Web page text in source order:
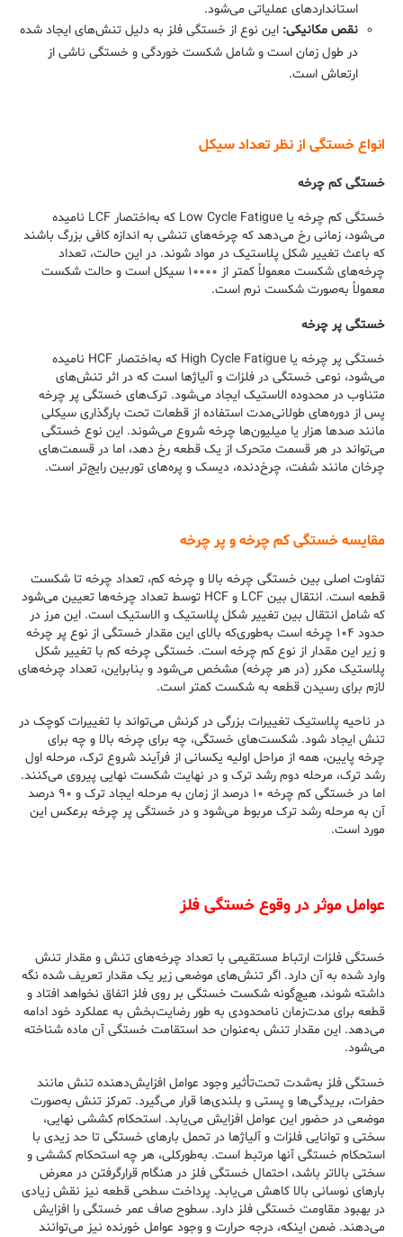
استانداردهای عملیاتی می‌شود.
نقص مکانیکی: این نوع از خستگی فلز به دلیل تنش‌های ایجاد شده
در طول زمان است و شامل شکست خوردگی و خستگی ناشی از
ارتعاش است.
انواع خستگی از نظر تعداد سیکل
خستگی کم چرخه
خستگی کم چرخه یا Low Cycle Fatigue که به‌اختصار LCF نامیده
می‌شود، زمانی رخ می‌دهد که چرخه‌های تنشی به ‌اندازه کافی بزرگ باشند
که باعث تغییر شکل پلاستیک در مواد شوند. در این حالت، تعداد
چرخه‌های شکست معمولاً کمتر از ۱۰۰۰۰ سیکل است و حالت شکست
معمولاً به‌صورت شکست نرم است.
خستگی پر چرخه
خستگی پر چرخه یا High Cycle Fatigue که به‌اختصار HCF نامیده
می‌شود، نوعی خستگی در فلزات و آلیاژها است که در اثر تنش‌های
متناوب در محدوده الاستیک ایجاد می‌شود. ترک‌های خستگی پر چرخه
پس از دوره‌های طولانی‌مدت استفاده از قطعات تحت بارگذاری سیکلی
مانند صدها هزار یا میلیون‌ها چرخه شروع می‌شوند. این نوع خستگی
می‌تواند در هر قسمت متحرک از یک قطعه رخ دهد، اما در قسمت‌های
چرخان مانند شفت، چرخ‌دنده، دیسک و پره‌های توربین رایج‌تر است.
مقایسه خستگی کم چرخه و پر چرخه
تفاوت اصلی بین خستگی چرخه بالا و چرخه کم، تعداد چرخه تا شکست
قطعه است. انتقال بین LCF و HCF توسط تعداد چرخه‌ها تعیین می‌شود
که شامل انتقال بین تغییر شکل پلاستیک و الاستیک است. این مرز در
حدود ۱۰۴ چرخه است به‌طوری‌که بالای این مقدار خستگی از نوع پر چرخه
و زیر این مقدار از نوع کم چرخه است. خستگی چرخه کم با تغییر شکل
پلاستیک مکرر (در هر چرخه) مشخص می‌شود و بنابراین، تعداد چرخه‌های
لازم برای رسیدن قطعه به شکست کمتر است.
در ناحیه پلاستیک تغییرات بزرگی در کرنش می‌تواند با تغییرات کوچک در
تنش ایجاد شود. شکست‌های خستگی، چه برای چرخه بالا و چه برای
چرخه پایین، همه از مراحل اولیه یکسانی از فرآیند شروع ترک، مرحله اول
رشد ترک، مرحله دوم رشد ترک و در نهایت شکست نهایی پیروی می‌کنند.
اما در خستگی کم چرخه ۱۰ درصد از زمان به مرحله ایجاد ترک و ۹۰ درصد
آن به مرحله رشد ترک مربوط می‌شود و در خستگی پر چرخه برعکس این
مورد است.
عوامل موثر در وقوع خستگی فلز
خستگی فلزات ارتباط مستقیمی با تعداد چرخه‌های تنش و مقدار تنش
وارد شده به آن دارد. اگر تنش‌های موضعی زیر یک مقدار تعریف شده نگه
داشته شوند، هیچ‌گونه شکست خستگی بر روی فلز اتفاق نخواهد افتاد و
قطعه برای مدت‌زمان نامحدودی به طور رضایت‌بخش به عملکرد خود ادامه
می‌دهد. این مقدار تنش به‌عنوان حد استقامت خستگی آن ماده شناخته
می‌شود.
خستگی فلز به‌شدت تحت‌تأثیر وجود عوامل افزایش‌دهنده تنش مانند
حفرات، بریدگی‌ها و پستی و بلندی‌ها قرار می‌گیرد. تمرکز تنش به‌صورت
موضعی در حضور این عوامل افزایش می‌یابد. استحکام کششی نهایی،
سختی و توانایی فلزات و آلیاژها در تحمل بارهای خستگی تا حد زیدی با
استحکام خستگی آنها مرتبط است. به‌طورکلی، هر چه استحکام کششی و
سختی بالاتر باشد، احتمال خستگی فلز در هنگام قرارگرفتن در معرض
بارهای نوسانی بالا کاهش می‌یابد. پرداخت سطحی قطعه نیز نقش زیادی
در بهبود مقاومت خستگی فلز دارد. سطوح صاف عمر خستگی را افزایش
می‌دهند. ضمن اینکه، درجه حرارت و وجود عوامل خورنده نیز می‌توانند